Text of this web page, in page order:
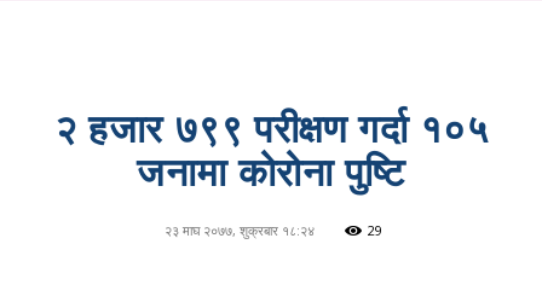
२ हजार ७९९ परीक्षण गर्दा १०५
जनामा कोरोना पुष्टि
२३ माघ २०७७, शुक्रबार १८:२४ 29